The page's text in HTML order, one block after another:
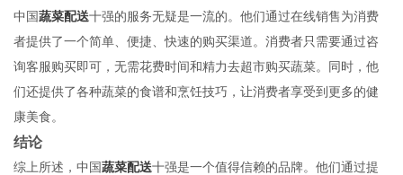
中国蔬菜配送十强的服务无疑是一流的。他们通过在线销售为消费
者提供了一个简单、便捷、快速的购买渠道。消费者只需要通过咨
询客服购买即可，无需花费时间和精力去超市购买蔬菜。同时，他
们还提供了各种蔬菜的食谱和烹饪技巧，让消费者享受到更多的健
康美食。
结论
综上所述，中国蔬菜配送十强是一个值得信赖的品牌。他们通过提